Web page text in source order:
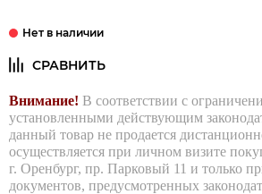
Внимание! В соответствии с
установленными действующим
данный товар не продается
осуществляется при личном визите
г. Оренбург, пр. Парковый 11 и только
документов, предусмотренных